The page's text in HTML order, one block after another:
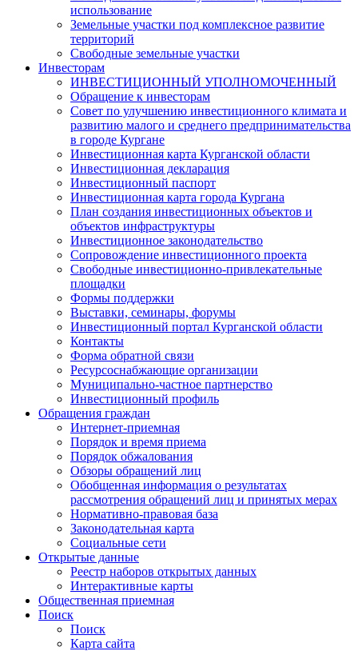
использование
Земельные участки под комплексное развитие
территорий
Свободные земельные участки
Инвесторам
ИНВЕСТИЦИОННЫЙ УПОЛНОМОЧЕННЫЙ
Обращение к инвесторам
Совет по улучшению инвестиционного климата и
развитию малого и среднего предпринимательства
в городе Кургане
Инвестиционная карта Курганской области
Инвестиционная декларация
Инвестиционный паспорт
Инвестиционная карта города Кургана
План создания инвестиционных объектов и
объектов инфраструктуры
Инвестиционное законодательство
Сопровождение инвестиционного проекта
Свободные инвестиционно-привлекательные
площадки
Формы поддержки
Выставки, семинары, форумы
Инвестиционный портал Курганской области
Контакты
Форма обратной связи
Ресурсоснабжающие организации
Муниципально-частное партнерство
Инвестиционный профиль
Обращения граждан
Интернет-приемная
Порядок и время приема
Порядок обжалования
Обзоры обращений лиц
Обобщенная информация о результатах
рассмотрения обращений лиц и принятых мерах
Нормативно-правовая база
Законодательная карта
Социальные сети
Открытые данные
Реестр наборов открытых данных
Интерактивные карты
Общественная приемная
Поиск
Поиск
Карта сайта